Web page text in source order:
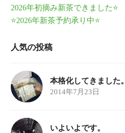
2026年初摘み新茶できました⭐
⭐2026年新茶予約承り中⭐
人気の投稿
本格化してきました。
2014年7月23日
いよいよです。